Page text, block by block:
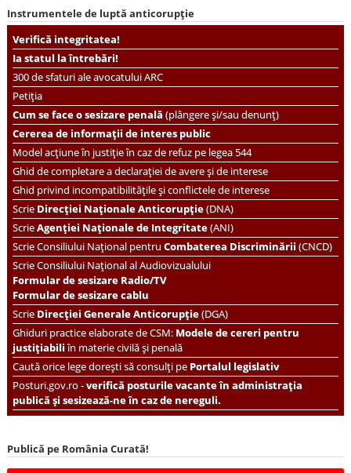
Instrumentele de luptă anticorupție
Verifică integritatea!
Ia statul la întrebări!
300 de sfaturi ale avocatului ARC
Petiția
Cum se face o sesizare penală(plângere și/sau denunț)
Cererea de informații de interes public
Model acțiune în justiție în caz de refuz pe legea 544
Ghid de completare a declarației de avere și de interese
Ghid privind incompatibilitățile și conflictele de interese
ScrieDirecției Naționale Anticorupție(DNA)
ScrieAgenției Naționale de Integritate(ANI)
ScrieConsiliului Național pentruCombaterea Discriminării(CNCD)
Scrie Consiliului Național al Audiovizualului
Formular de sesizare Radio/TV
Formular de sesizare cablu
ScrieDirecției Generale Anticorupție(DGA)
Ghiduri practice elaborate de CSM: Modele de cereri pentru
justițiabiliîn materie civilă și penală
Caută orice lege dorești să consulți pePortalul legislativ
Posturi.gov.ro -verifică posturile vacante în administrația
publică și sesizează-ne în caz de nereguli.
Publică pe România Curată!